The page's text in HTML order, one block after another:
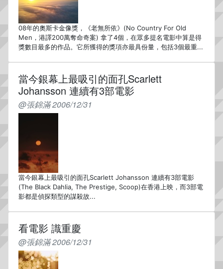
08年的奧斯卡金像獎，《老無所依》(No Country For Old
Men，港譯200萬奪命奇案) 拿了4個，在眾多提名電影中算是得
獎數目最多的作品。它所獲得的獎項亦最具份量，包括3個最重...
當今銀幕上最吸引的面孔Scarlett
Johansson 連續有3部電影
@張錦滿 2006/12/31
當今銀幕上最吸引的面孔Scarlett Johansson 連續有3部電影
(The Black Dahlia, The Prestige, Scoop)在香港上映，而3部電
影都是偵探類型的謀殺故...
看電影 識重慶
@張錦滿 2006/12/31